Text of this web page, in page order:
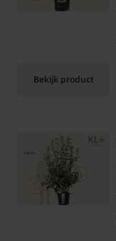
Bekijk product